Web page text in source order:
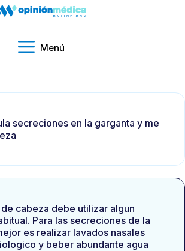
Menú
secreciones en la garganta y me
cabeza debe utilizar algun
Para las secreciones de la
es realizar lavados nasales
y beber abundante agua